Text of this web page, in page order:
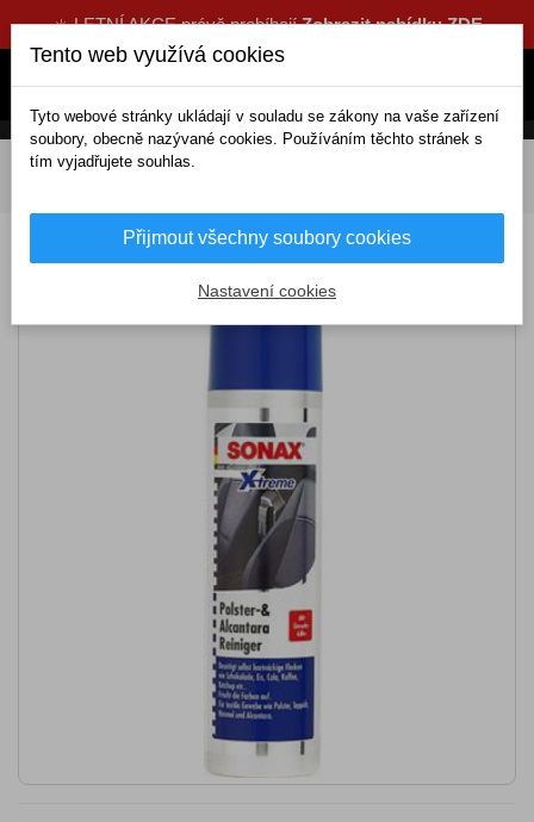
☀️ LETNÍ AKCE právě probíhajíZobrazit nabídku ZDE
DOMOV Kosmetika a čištění
Xtreme Pěna na čištění Alcantary 400ml
Tento web využívá cookies
Tyto webové stránky ukládají v souladu se zákony na vaše zařízení
soubory, obecně nazývané cookies. Používáním těchto stránek s
tím vyjadřujete souhlas.
Přijmout všechny soubory cookies
Nastavení cookies